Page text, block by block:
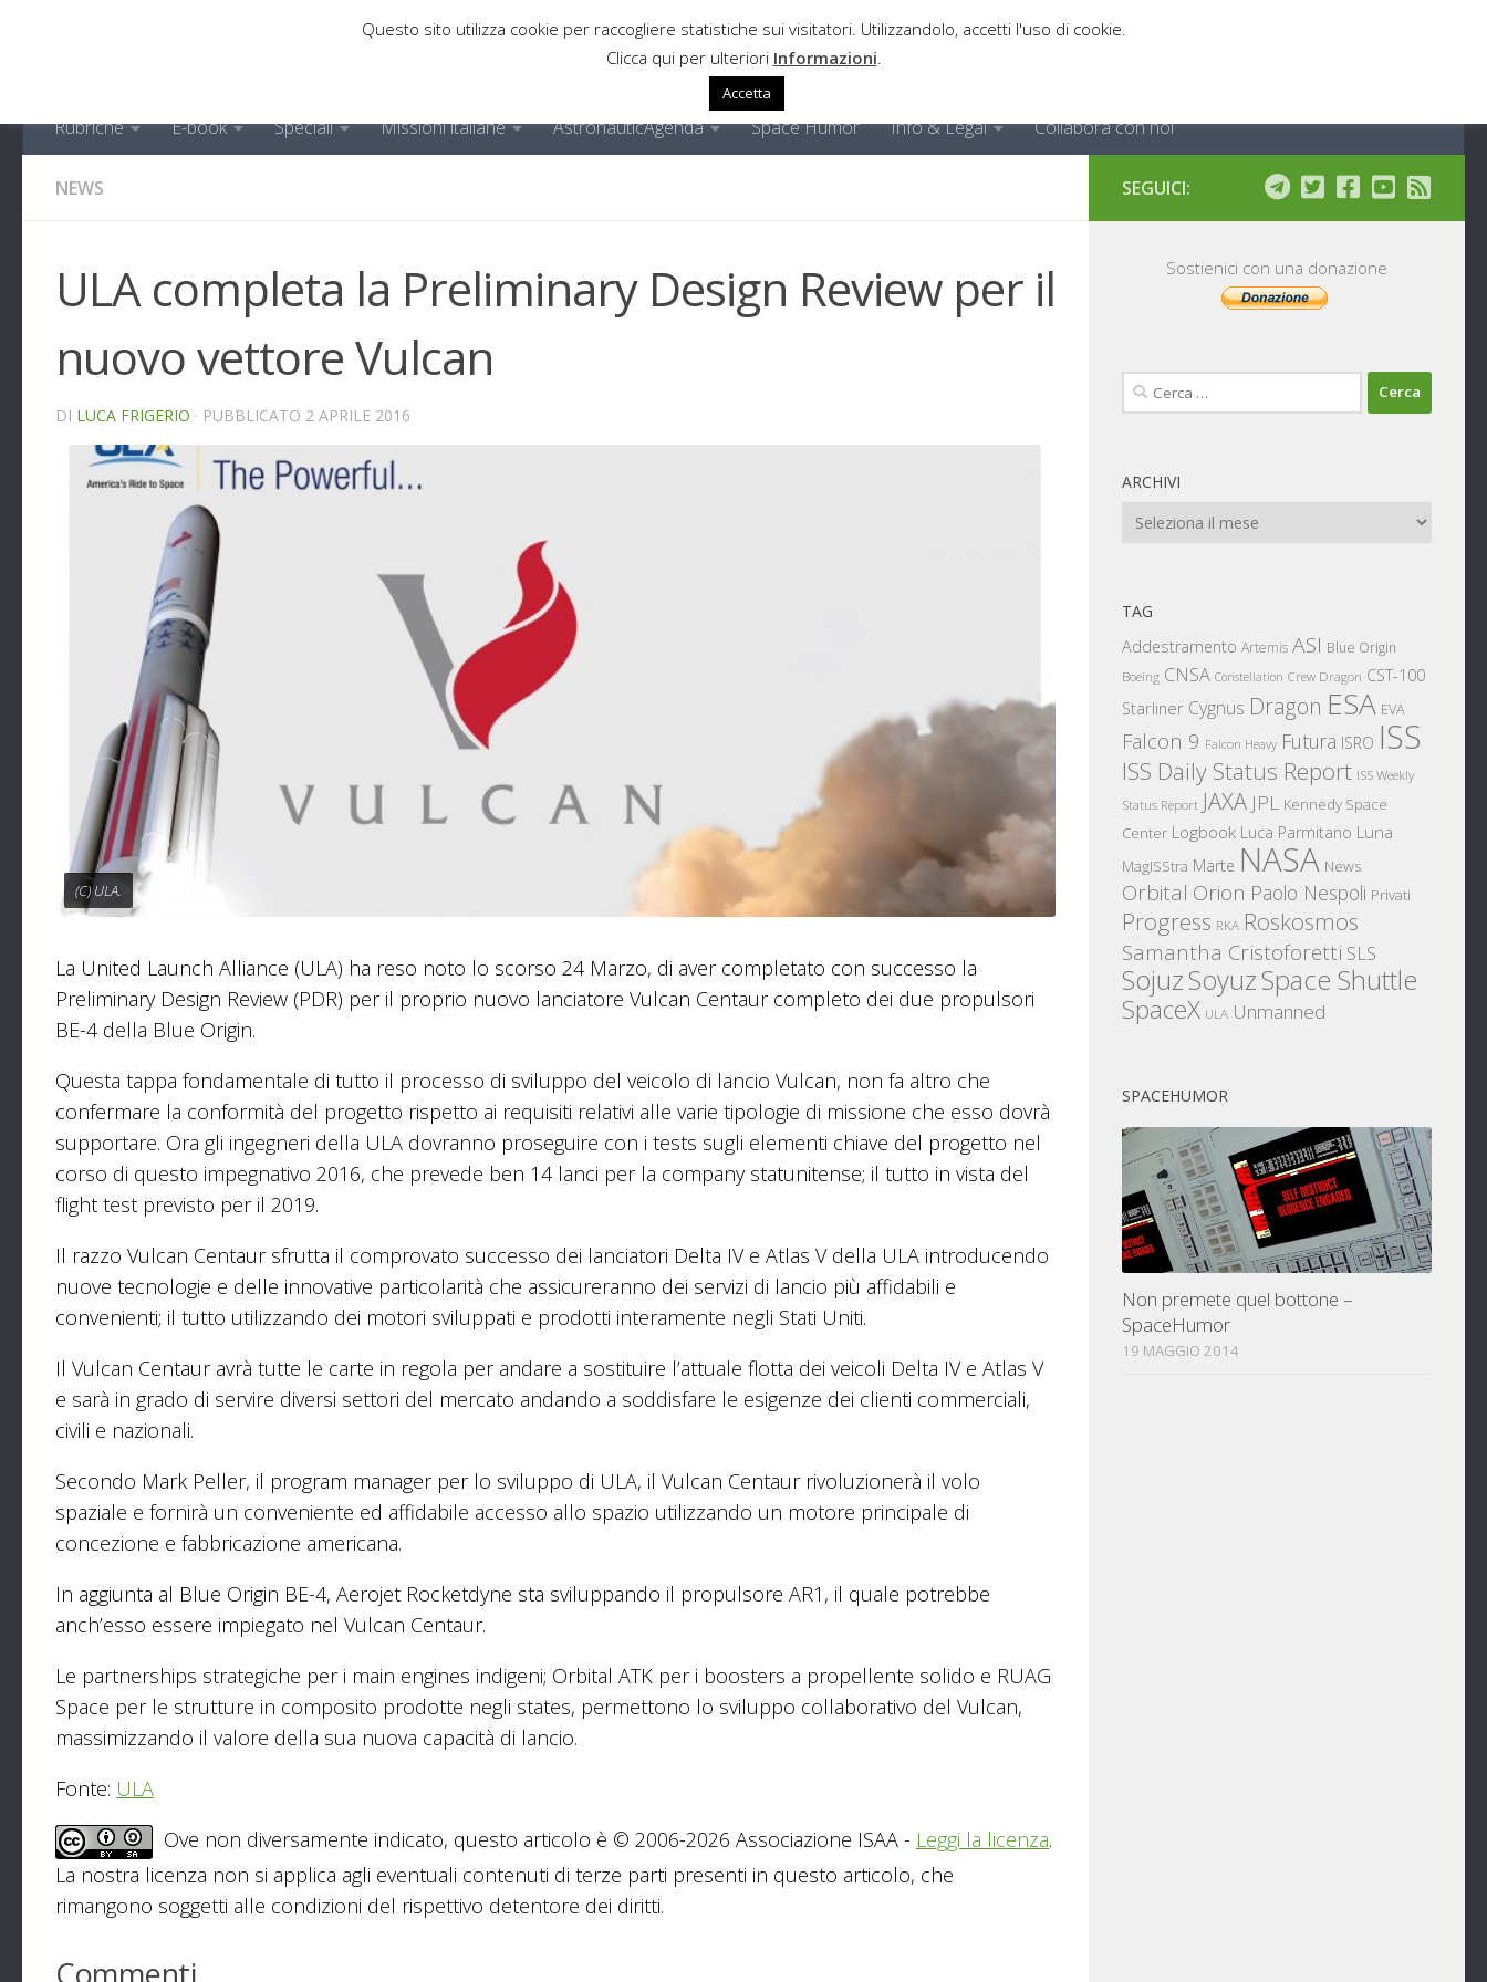
Rubriche E-book Speciali Missioni italiane AstronauticAgenda Space Humor Info & Legal Collabora con noi
NEWS
ULA completa la Preliminary Design Review per il
nuovo vettore Vulcan
DI LUCA FRIGERIO · PUBBLICATO 2 APRILE 2016
(C) ULA.
La United Launch Alliance (ULA) ha reso noto lo scorso 24 Marzo, di aver completato con successo la
Preliminary Design Review (PDR) per il proprio nuovo lanciatore Vulcan Centaur completo dei due propulsori
BE-4 della Blue Origin.
Questa tappa fondamentale di tutto il processo di sviluppo del veicolo di lancio Vulcan, non fa altro che
confermare la conformità del progetto rispetto ai requisiti relativi alle varie tipologie di missione che esso dovrà
supportare. Ora gli ingegneri della ULA dovranno proseguire con i tests sugli elementi chiave del progetto nel
corso di questo impegnativo 2016, che prevede ben 14 lanci per la company statunitense; il tutto in vista del
flight test previsto per il 2019.
Il razzo Vulcan Centaur sfrutta il comprovato successo dei lanciatori Delta IV e Atlas V della ULA introducendo
nuove tecnologie e delle innovative particolarità che assicureranno dei servizi di lancio più affidabili e
convenienti; il tutto utilizzando dei motori sviluppati e prodotti interamente negli Stati Uniti.
Il Vulcan Centaur avrà tutte le carte in regola per andare a sostituire l’attuale flotta dei veicoli Delta IV e Atlas V
e sarà in grado di servire diversi settori del mercato andando a soddisfare le esigenze dei clienti commerciali,
civili e nazionali.
Secondo Mark Peller, il program manager per lo sviluppo di ULA, il Vulcan Centaur rivoluzionerà il volo
spaziale e fornirà un conveniente ed affidabile accesso allo spazio utilizzando un motore principale di
concezione e fabbricazione americana.
In aggiunta al Blue Origin BE-4, Aerojet Rocketdyne sta sviluppando il propulsore AR1, il quale potrebbe
anch’esso essere impiegato nel Vulcan Centaur.
Le partnerships strategiche per i main engines indigeni; Orbital ATK per i boosters a propellente solido e RUAG
Space per le strutture in composito prodotte negli states, permettono lo sviluppo collaborativo del Vulcan,
massimizzando il valore della sua nuova capacità di lancio.
Fonte: ULA
Ove non diversamente indicato, questo articolo è © 2006-2026 Associazione ISAA - Leggi la licenza.
La nostra licenza non si applica agli eventuali contenuti di terze parti presenti in questo articolo, che
rimangono soggetti alle condizioni del rispettivo detentore dei diritti.
Commenti
SEGUICI:
Sostienici con una donazione
Ricerca
per:
ARCHIVI
Archivi
TAG
Addestramento Artemis ASI Blue Origin
Boeing CNSA Constellation Crew Dragon CST-100
Starliner Cygnus Dragon ESA EVA
Falcon 9 Falcon Heavy Futura ISRO ISS
ISS Daily Status Report ISS Weekly
Status Report JAXA JPL Kennedy Space
Center Logbook Luca Parmitano Luna
MagISStra Marte NASA News
Orbital Orion Paolo Nespoli Privati
Progress RKA Roskosmos
Samantha Cristoforetti SLS
SojuzSoyuzSpace Shuttle
SpaceX ULA Unmanned
SPACEHUMOR
Non premete quel bottone –
SpaceHumor
19 MAGGIO 2014
Questo sito utilizza cookie per raccogliere statistiche sui visitatori. Utilizzandolo, accetti l'uso di cookie.
Clicca qui per ulteriori Informazioni
Accetta